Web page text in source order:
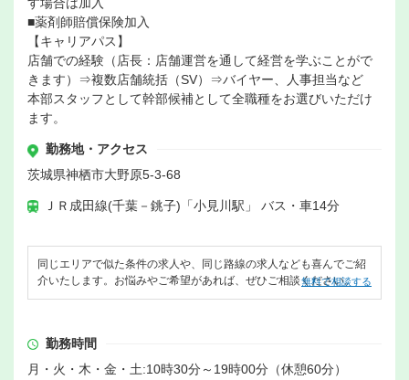
す場合は加入
■薬剤師賠償保険加入
【キャリアパス】
店舗での経験（店長：店舗運営を通して経営を学ぶことがで
きます）⇒複数店舗統括（SV）⇒バイヤー、人事担当など
本部スタッフとして幹部候補として全職種をお選びいただけ
ます。
勤務地・アクセス
茨城県神栖市大野原5-3-68
ＪＲ成田線(千葉－銚子)「小見川駅」 バス・車14分
同じエリアで似た条件の求人や、同じ路線の求人なども喜んでご紹
介いたします。お悩みやご希望があれば、ぜひご相談ください。
無料で相談する
勤務時間
月・火・木・金・土:10時30分～19時00分（休憩60分）